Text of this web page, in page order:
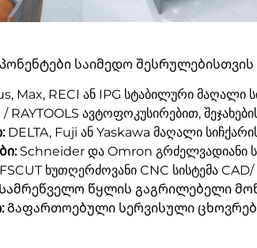
საიმედო შესრულებისთვის
Max, RECI ან IPG სტაბილური მაღალი
/ RAYTOOLS ავტოფოკუსირებით,
DELTA, Fuji ან Yaskawa მაღალი
Schneider და Omron გრძელვადიანი
FSCUT ხუთღერძოვანი CNC სისტემა
Სამრეწველო წყლის გაგრილებელი
Გაფართოებული სერვისული